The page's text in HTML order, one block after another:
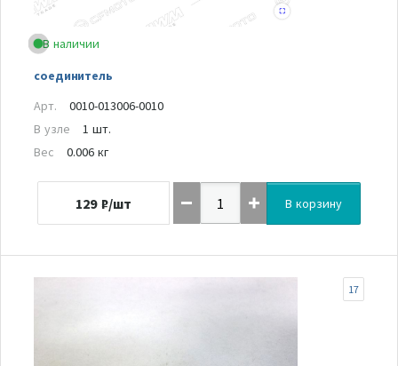
В наличии
соединитель
Арт.
0010-013006-0010
В узле
1 шт.
Вес
0.006 кг
129 ₽/шт В корзину
17